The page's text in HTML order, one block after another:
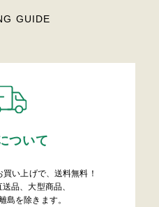
GUIDE
ついて
い上げで、送料無料！
品、大型商品、
島を除きます。